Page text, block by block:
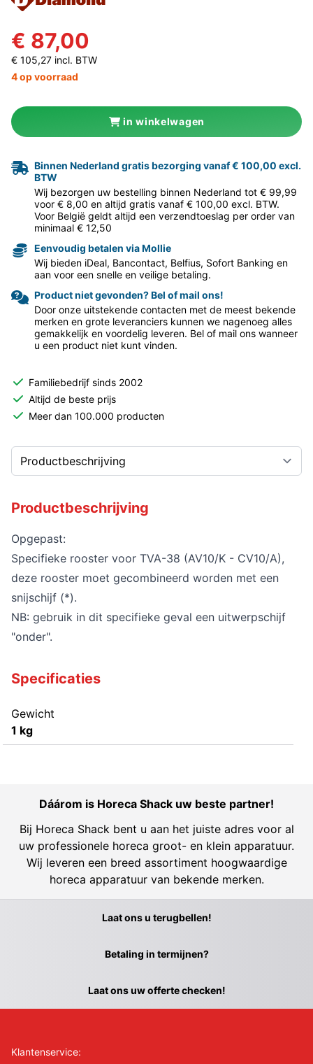
€ 87,00
€ 105,27 incl. BTW
4 op voorraad
in winkelwagen
Binnen Nederland gratis bezorging vanaf € 100,00 excl.
BTW
Wij bezorgen uw bestelling binnen Nederland tot € 99,99
voor € 8,00 en altijd gratis vanaf € 100,00 excl. BTW.
Voor België geldt altijd een verzendtoeslag per order van
minimaal € 12,50
Eenvoudig betalen via Mollie
Wij bieden iDeal, Bancontact, Belfius, Sofort Banking en
aan voor een snelle en veilige betaling.
Product niet gevonden? Bel of mail ons!
Door onze uitstekende contacten met de meest bekende
merken en grote leveranciers kunnen we nagenoeg alles
gemakkelijk en voordelig leveren. Bel of mail ons wanneer
u een product niet kunt vinden.
Familiebedrijf sinds 2002
Altijd de beste prijs
Meer dan 100.000 producten
Productbeschrijving
Opgepast:
Specifieke rooster voor TVA-38 (AV10/K - CV10/A),
deze rooster moet gecombineerd worden met een
snijschijf (*).
NB: gebruik in dit specifieke geval een uitwerpschijf
"onder".
Specificaties
Gewicht
1 kg
Dáárom is Horeca Shack uw beste partner!
Bij Horeca Shack bent u aan het juiste adres voor al
uw professionele horeca groot- en klein apparatuur.
Wij leveren een breed assortiment hoogwaardige
horeca apparatuur van bekende merken.
Laat ons u terugbellen!
Betaling in termijnen?
Laat ons uw offerte checken!
Klantenservice: